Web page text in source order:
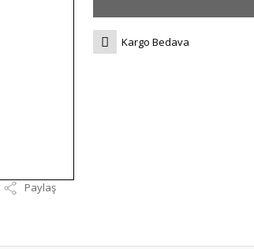
Paylaş
Kargo Bedava